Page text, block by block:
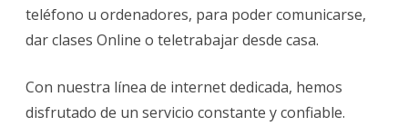
teléfono u ordenadores, para poder comunicarse,
dar clases Online o teletrabajar desde casa.
Con nuestra línea de internet dedicada, hemos
disfrutado de un servicio constante y confiable.